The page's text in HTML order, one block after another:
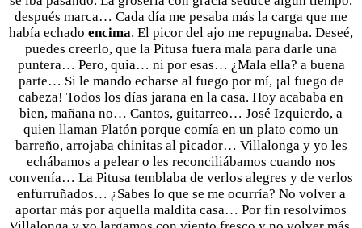
después marca… Cada día me pesaba más la carga que me
había echado encima. El picor del ajo me repugnaba. Deseé,
puedes creerlo, que la Pitusa fuera mala para darle una
puntera… Pero, quia… ni por esas… ¿Mala ella? a buena
parte… Si le mando echarse al fuego por mí, ¡al fuego de
cabeza! Todos los días jarana en la casa. Hoy acababa en
bien, mañana no… Cantos, guitarreo… José Izquierdo, a
quien llaman Platón porque comía en un plato como un
barreño, arrojaba chinitas al picador… Villalonga y yo les
echábamos a pelear o les reconciliábamos cuando nos
convenía… La Pitusa temblaba de verlos alegres y de verlos
enfurruñados… ¿Sabes lo que se me ocurría? No volver a
aportar más por aquella maldita casa… Por fin resolvimos